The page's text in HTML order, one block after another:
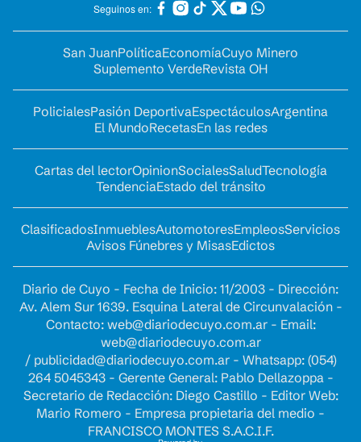
Seguinos en:
San JuanPolíticaEconomíaCuyo Minero
Suplemento VerdeRevista OH
PolicialesPasión DeportivaEspectáculosArgentina
El MundoRecetasEn las redes
Cartas del lectorOpinionSocialesSaludTecnología
TendenciaEstado del tránsito
ClasificadosInmueblesAutomotoresEmpleosServicios
Avisos Fúnebres y MisasEdictos
Diario de Cuyo - Fecha de Inicio: 11/2003 - Dirección:
Av. Alem Sur 1639. Esquina Lateral de Circunvalación -
Contacto: web@diariodecuyo.com.ar- Email:
web@diariodecuyo.com.ar
/ publicidad@diariodecuyo.com.ar- Whatsapp: (054)
264 5045343 - Gerente General: Pablo Dellazoppa -
Secretario de Redacción: Diego Castillo - Editor Web:
Mario Romero - Empresa propietaria del medio -
FRANCISCO MONTES S.A.C.I.F.